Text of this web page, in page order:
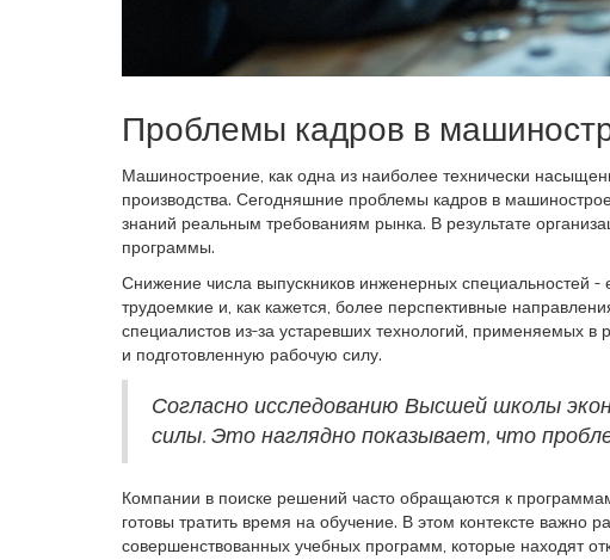
Проблемы кадров в
Машиностроение, как одна из наиболее технически
производства. Сегодняшние проблемы кадров в
знаний реальным требованиям рынка. В результате
программы.
Снижение числа выпускников инженерных специальностей
трудоемкие и, как кажется, более перспективные
специалистов из-за устаревших технологий, применяемых
и подготовленную рабочую силу.
Согласно исследованию Высшей школы
силы. Это наглядно показывает, что
Компании в поиске решений часто обращаются к
готовы тратить время на обучение. В этом контексте важно
совершенствованных учебных программ, которые находят